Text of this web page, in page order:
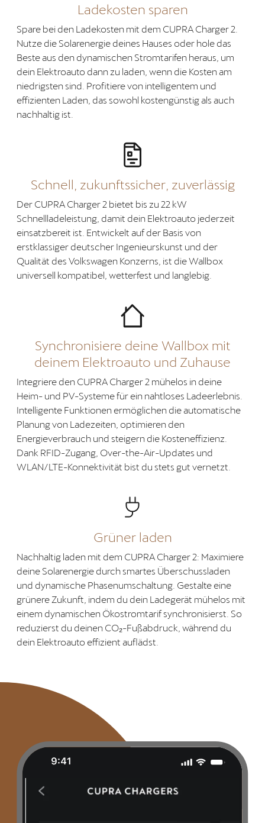
Ladekosten sparen
Spare bei den Ladekosten mit dem CUPRA Charger 2.
Nutze die Solarenergie deines Hauses oder hole das
Beste aus den dynamischen Stromtarifen heraus, um
dein Elektroauto dann zu laden, wenn die Kosten am
niedrigsten sind. Profitiere von intelligentem und
effizienten Laden, das sowohl kostengünstig als auch
nachhaltig ist.
Schnell, zukunftssicher, zuverlässig
Der CUPRA Charger 2 bietet bis zu 22 kW
Schnellladeleistung, damit dein Elektroauto jederzeit
einsatzbereit ist. Entwickelt auf der Basis von
erstklassiger deutscher Ingenieurskunst und der
Qualität des Volkswagen Konzerns, ist die Wallbox
universell kompatibel, wetterfest und langlebig.
Synchronisiere deine Wallbox mit
deinem Elektroauto und Zuhause
Integriere den CUPRA Charger 2 mühelos in deine
Heim- und PV-Systeme für ein nahtloses Ladeerlebnis.
Intelligente Funktionen ermöglichen die automatische
Planung von Ladezeiten, optimieren den
Energieverbrauch und steigern die Kosteneffizienz.
Dank RFID-Zugang, Over-the-Air-Updates und
WLAN/LTE-Konnektivität bist du stets gut vernetzt.
Grüner laden
Nachhaltig laden mit dem CUPRA Charger 2: Maximiere
deine Solarenergie durch smartes Überschussladen
und dynamische Phasenumschaltung. Gestalte eine
grünere Zukunft, indem du dein Ladegerät mühelos mit
einem dynamischen Ökostromtarif synchronisierst. So
reduzierst du deinen CO₂-Fußabdruck, während du
dein Elektroauto effizient auflädst.